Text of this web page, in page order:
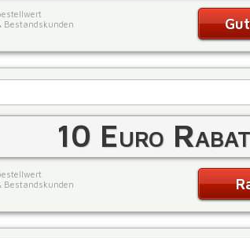
Bestandskunden
10 Euro
Bestandskunden